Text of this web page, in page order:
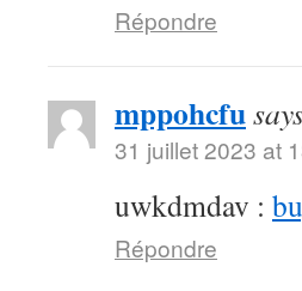
Répondre
mppohcfu
31 juillet 2023 at
uwkdmdav :
Répondre